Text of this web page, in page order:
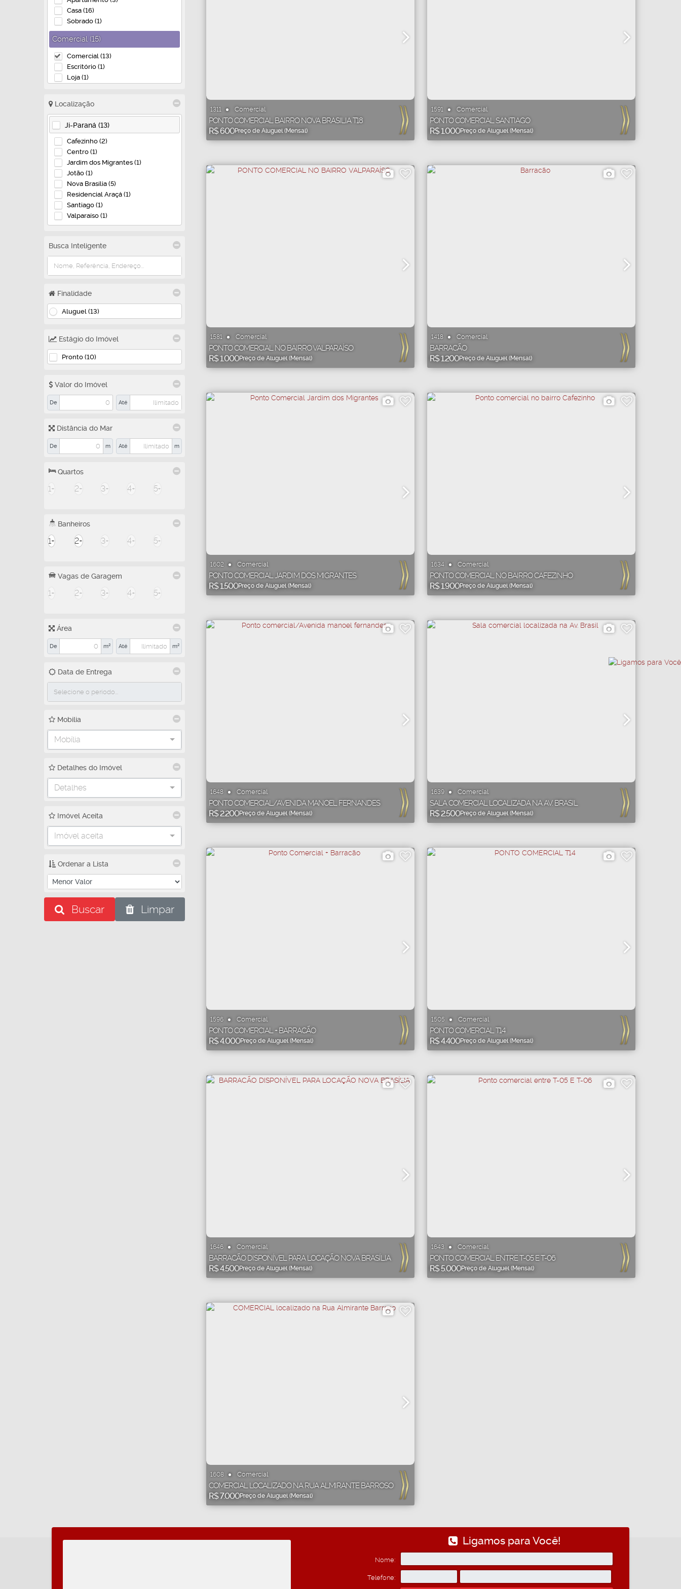
Casa (16)
Sobrado (1)
Comercial (15)
Comercial (13)
Escritório (1)
Loja (1)
Localização
Ji-Paraná (13)
Cafezinho (2)
Centro (1)
Jardim dos Migrantes (1)
Jotão (1)
Nova Brasília (5)
Residencial Araçá (1)
Santiago (1)
Valparaíso (1)
Busca Inteligente
Finalidade
Aluguel (13)
Estágio do Imóvel
Pronto (10)
Valor do Imóvel
De Até
Distância do Mar
De m Até m
Quartos
1+ 2+ 3+ 4+ 5+
Banheiros
1+ 2+ 3+ 4+ 5+
Vagas de Garagem
1+ 2+ 3+ 4+ 5+
Área
De m² Até m²
Data de Entrega
Mobilia
Mobília
Detalhes do Imóvel
Detalhes
Imóvel Aceita
Imóvel aceita
Ordenar a Lista
Buscar Limpar
1311 Comercial
R$600Preço de Aluguel (Mensal)
PONTO COMERCIAL BAIRRO NOVA BRASILIA T18
1591 Comercial
R$1.000Preço de Aluguel (Mensal)
PONTO COMERCIAL SANTIAGO
1581 Comercial
R$1.000Preço de Aluguel (Mensal)
PONTO COMERCIAL NO BAIRRO VALPARAÍSO
1418 Comercial
R$1.200Preço de Aluguel (Mensal)
BARRACÃO
1602 Comercial
R$1.500Preço de Aluguel (Mensal)
PONTO COMERCIAL JARDIM DOS MIGRANTES
1634 Comercial
R$1.900Preço de Aluguel (Mensal)
PONTO COMERCIAL NO BAIRRO CAFEZINHO
1648 Comercial
R$2.200Preço de Aluguel (Mensal)
PONTO COMERCIAL/AVENIDA MANOEL FERNANDES
1639 Comercial
R$2.500Preço de Aluguel (Mensal)
SALA COMERCIAL LOCALIZADA NA AV. BRASIL
1596 Comercial
R$4.000Preço de Aluguel (Mensal)
PONTO COMERCIAL + BARRACÃO
1505 Comercial
R$4.400Preço de Aluguel (Mensal)
PONTO COMERCIAL T14
1646 Comercial
R$4.500Preço de Aluguel (Mensal)
BARRACÃO DISPONÍVEL PARA LOCAÇÃO NOVA BRASÍLIA
1643 Comercial
R$5.000Preço de Aluguel (Mensal)
PONTO COMERCIAL ENTRE T-05 E T-06
1608 Comercial
R$7.000Preço de Aluguel (Mensal)
COMERCIAL LOCALIZADO NA RUA ALMIRANTE BARROSO
Ligamos para Você!
Nome:
Telefone: